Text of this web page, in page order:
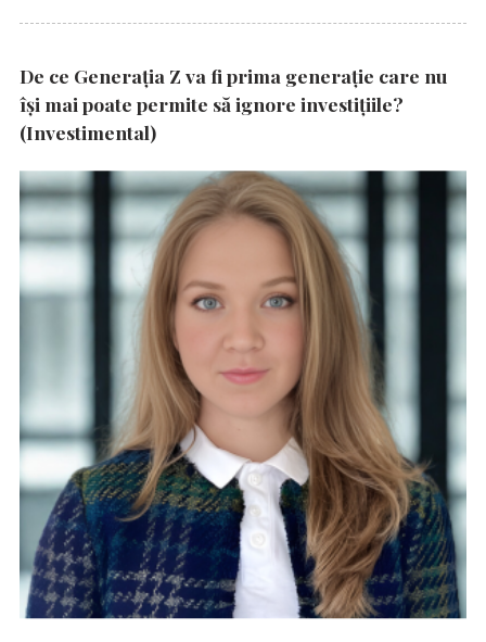
De ce Generația Z va fi prima generație care nu
își mai poate permite să ignore investițiile?
(Investimental)